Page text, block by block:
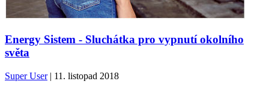
Energy Sistem - Sluchátka pro vypnutí okolního
světa
Super User| 11. listopad 2018